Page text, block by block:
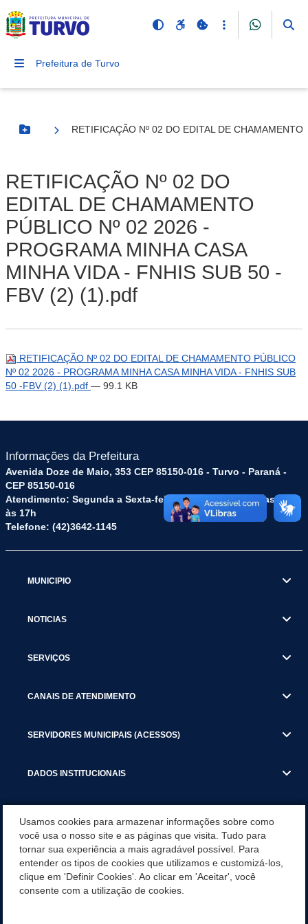
Prefeitura de Turvo
Botão Menu
RETIFICAÇÃO Nº 02 DO EDITAL DE
RETIFICAÇÃO Nº 02 DO
EDITAL DE CHAMAMENTO
PÚBLICO Nº 02 2026 -
PROGRAMA MINHA CASA
MINHA VIDA - FNHIS SUB 50 -
FBV (2) (1).pdf
RETIFICAÇÃO Nº 02 DO EDITAL DE CHAMAMENTO PÚBLICO
Nº 02 2026 - PROGRAMA MINHA CASA MINHA VIDA - FNHIS SUB
50 -FBV (2) (1).pdf — 99.1 KB
Informações da Prefeitura
Avenida Doze de Maio, 353 CEP 85150-016 - Turvo - Paraná -
CEP 85150-016
Atendimento: Segunda a Sexta-feira: das 8h às 12h e das 13h
às 17h
Telefone: (42)3642-1145
MUNICIPIO
NOTICIAS
SERVIÇOS
CANAIS DE ATENDIMENTO
SERVIDORES MUNICIPAIS (ACESSOS)
DADOS INSTITUCIONAIS
SERVIÇOS TRIBUTARIOS
PESQUISA DE SATISFAÇÃO DOS SERVIDORES - SISTEMAS E
SERVIÇOS DIGITAIS
Usamos cookies para armazenar informações sobre como
você usa o nosso site e as páginas que visita. Tudo para
tornar sua experiência a mais agradável possível. Para
entender os tipos de cookies que utilizamos e customizá-los,
clique em 'Definir Cookies'. Ao clicar em 'Aceitar', você
consente com a utilização de cookies.